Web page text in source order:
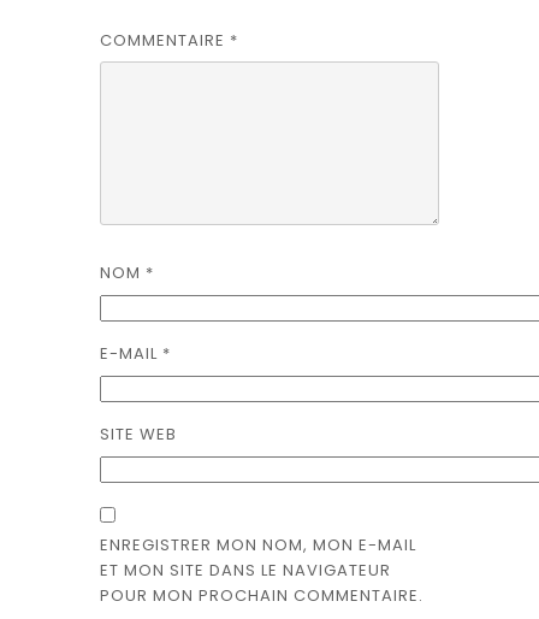
COMMENTAIRE *
NOM *
E-MAIL *
SITE WEB
ENREGISTRER MON NOM, MON E-MAIL
ET MON SITE DANS LE NAVIGATEUR
POUR MON PROCHAIN COMMENTAIRE.